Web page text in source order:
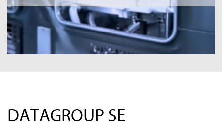
DATAGROUP SE